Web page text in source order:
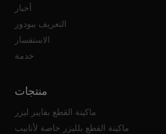
أخبار
التعريف ببودور
الاستفسار
خدمة
منتجات
ماكينة القطع بفايبر ليزر
ماكينة القطع بلليزر خاصة لأنابيب